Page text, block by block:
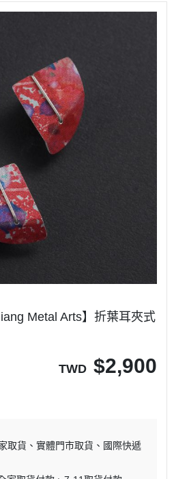
Metal Arts】折葉耳夾式
TWD $2,900
取貨 實體門市取貨
國際快遞